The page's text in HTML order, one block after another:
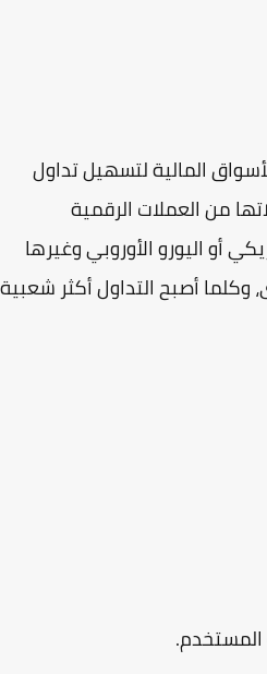
المالية لتسهيل تداول
من العملات الرقمية
أو اليورو الأوروبي وغيرها
أصبح التداول أكثر شعبية